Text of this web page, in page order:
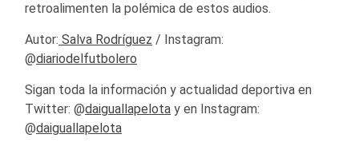
retroalimenten la polémica de estos audios.
Autor: Salva Rodríguez / Instagram:
@diariodelfutbolero
Sigan toda la información y actualidad deportiva en
Twitter: @daiguallapelota y en Instagram:
@daiguallapelota